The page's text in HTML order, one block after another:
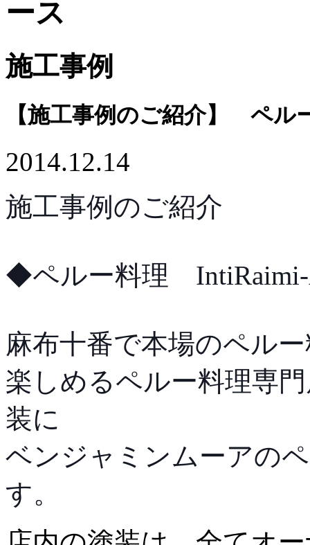
施工事例
【施工事例のご紹介】 ペ
2014.12.14
施工事例のご紹介
◆ペルー料理 IntiRaimi-
麻布十番で本場のペル
楽しめるペルー料理専
装に
ベンジャミンムーアの
す。